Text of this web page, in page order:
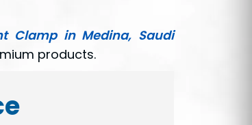
Clamp in Medina, Saudi
products.